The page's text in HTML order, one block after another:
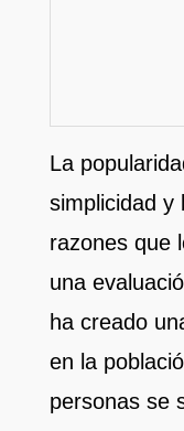
La
simplicidad y
razones que
una
ha creado
en la
personas se